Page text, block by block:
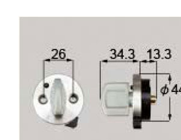
レバーハンドルのみ交換
暗証番号錠
防犯対策